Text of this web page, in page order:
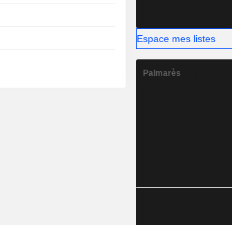
Espace mes listes
Palmarès